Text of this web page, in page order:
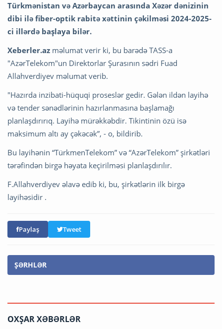
Türkmənistan və Azərbaycan arasında Xəzər dənizinin
dibi ilə fiber-optik rabitə xəttinin çəkilməsi 2024-2025-
ci illərdə başlaya bilər.
Xeberler.az məlumat verir ki, bu barədə TASS-a
"AzərTelekom"un Direktorlar Şurasının sədri Fuad
Allahverdiyev məlumat verib.
"Hazırda inzibati-hüquqi proseslər gedir. Gələn ildən layihə
və tender sənədlərinin hazırlanmasına başlamağı
planlaşdırırıq. Layihə mürəkkəbdir. Tikintinin özü isə
maksimum altı ay çəkəcək”, - o, bildirib.
Bu layihənin “TürkmenTelekom” və “AzərTelekom” şirkətləri
tərəfindən birgə həyata keçirilməsi planlaşdırılır.
F.Allahverdiyev əlavə edib ki, bu, şirkətlərin ilk birgə
layihəsidir .
Paylaş Tweet
ŞƏRHLƏR
OXŞAR XƏBƏRLƏR